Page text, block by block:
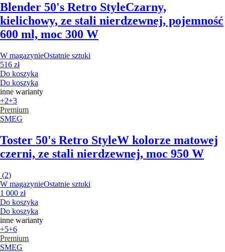
Blender 50's Retro StyleCzarny,
kielichowy, ze stali nierdzewnej, pojemność
600 ml, moc 300 W
W magazynieOstatnie sztuki
516 zł
Do koszyka
Do koszyka
inne warianty
+2+3
Premium
SMEG
Toster 50's Retro StyleW kolorze matowej
czerni, ze stali nierdzewnej, moc 950 W
(2)
W magazynieOstatnie sztuki
1 000 zł
Do koszyka
Do koszyka
inne warianty
+5+6
Premium
SMEG